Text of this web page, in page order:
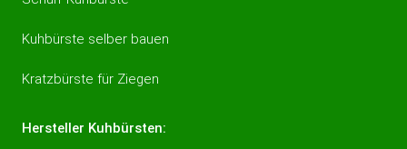
Kuhbürste selber bauen
Kratzbürste für Ziegen
Hersteller Kuhbürsten: